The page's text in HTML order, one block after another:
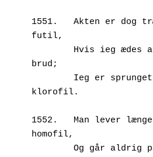
1551.	Akten er dog træls, tildels
futil,
brud;
klorofil.
1552.	Man lever længere som
homofil,